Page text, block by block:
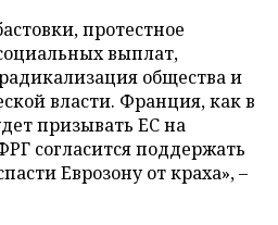
протестное
выплат,
общества и
власти. Франция, как в
призывать ЕС на
согласится поддержать
Еврозону от краха», –